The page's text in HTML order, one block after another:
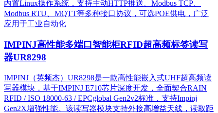
内置Linux操作系统，支持主动HTTP推送、Modbus TCP、
Modbus RTU、MQTT等多种接口协议，可选POE供电，广泛
应用于工业自动化
IMPINJ高性能多端口智能柜RFID超高频标签读写
器UR8298
IMPINJ（英频杰）UR8298是一款高性能嵌入式UHF超高频读
写器模块，基于IMPINJ E710芯片深度开发，全面契合RAIN
RFID / ISO 18000-63 / EPCglobal Gen2v2标准，支持Impinj
Gen2X增强性能。该读写器模块支持外接高增益天线，读取距